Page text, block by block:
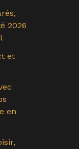
2026
et
en